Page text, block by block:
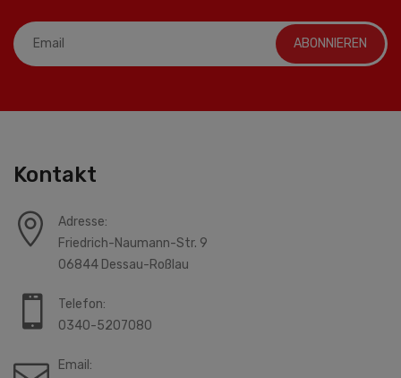
ABONNIEREN
Kontakt
Adresse:
Friedrich-Naumann-Str. 9
06844 Dessau-Roßlau
Telefon:
0340-5207080
Email: